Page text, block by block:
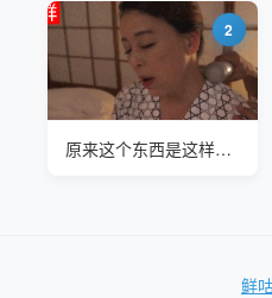
2
原来这个东西是这样用的谢谢青井麻里阿姨
鲜